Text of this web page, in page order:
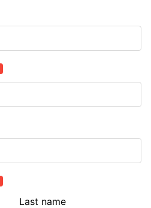
Last name